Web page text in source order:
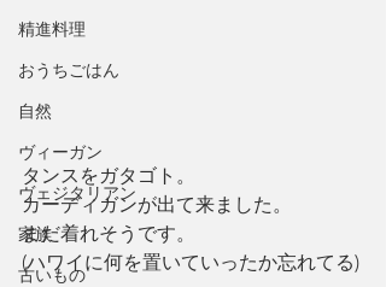
精進料理
おうちごはん
自然
ヴィーガン
ヴェジタリアン
家族
古いもの
タンスをガタゴト。
カーディガンが出て来ました。
まだ着れそうです。
(ハワイに何を置いていったか忘れてる)